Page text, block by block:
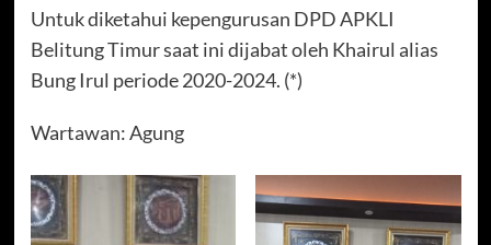
Untuk diketahui kepengurusan DPD APKLI
Belitung Timur saat ini dijabat oleh Khairul alias
Bung Irul periode 2020-2024. (*)
Wartawan: Agung